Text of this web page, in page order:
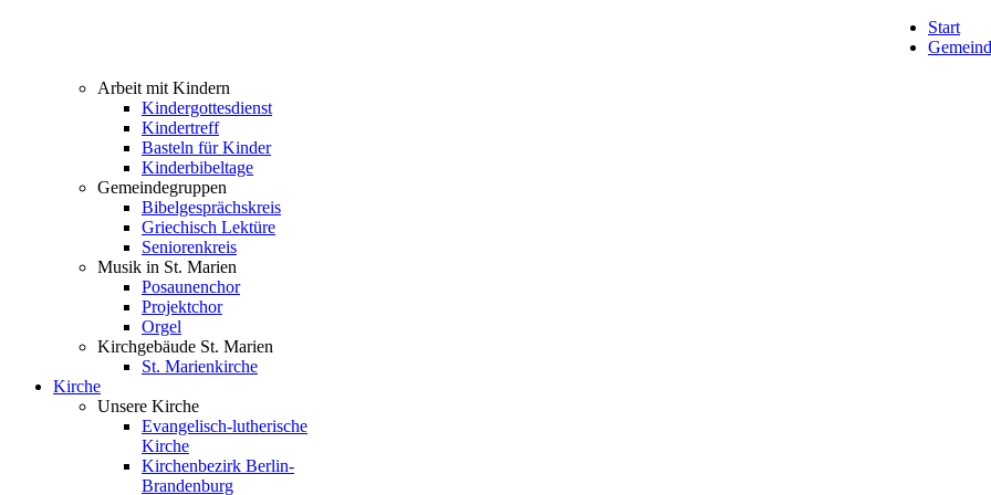
Start
Arbeit mit Kindern
Kindergottesdienst
Kindertreff
Basteln für Kinder
Kinderbibeltage
Gemeindegruppen
Bibelgesprächskreis
Griechisch Lektüre
Seniorenkreis
Musik in St. Marien
Posaunenchor
Projektchor
Orgel
Kirchgebäude St. Marien
St. Marienkirche
Kirche
Unsere Kirche
Evangelisch-lutherische
Kirche
Kirchenbezirk Berlin-
Brandenburg